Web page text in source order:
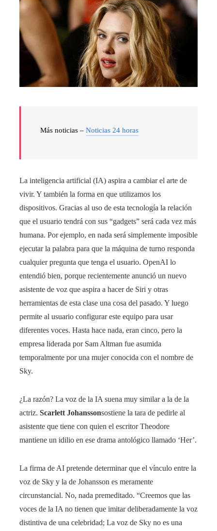
Más noticias – Noticias 24 horas
La inteligencia artificial (IA) aspira a cambiar el arte de
vivir. Y también la forma en que utilizamos los
dispositivos. Gracias al uso de esta tecnología la relación
que el usuario tendrá con sus “gadgets” será cada vez más
humana. Por ejemplo, en nada será simplemente imposible
ejecutar la palabra para que la máquina de turno responda
cualquier pregunta que tenga el usuario. OpenAI lo
entendió bien, porque recientemente anunció un nuevo
asistente de voz que aspira a hacer de Siri y otras
herramientas de esta clase una cosa del pasado. Y luego
permite al usuario configurar este equipo para usar
diferentes voces. Hasta hace nada, eran cinco, pero la
empresa liderada por Sam Altman fue asumida
temporalmente por una mujer conocida con el nombre de
Sky.
¿La razón? La voz de la IA suena muy similar a la de la
actriz. Scarlett Johanssonsostiene la tara de pedirle al
asistente que tiene con quien el escritor Theodore
mantiene un idilio en ese drama antológico llamado ‘Her’.
La firma de AI pretende determinar que el vínculo entre la
voz de Sky y la de Johansson es meramente
circunstancial. No, nada premeditado. “Creemos que las
voces de la IA no tienen que imitar deliberadamente la voz
distintiva de una celebridad; La voz de Sky no es una